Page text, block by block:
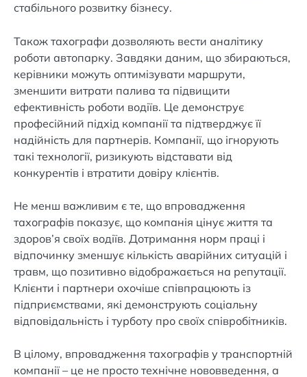
стабільного розвитку бізнесу.
Також тахографи дозволяють вести аналітику
роботи автопарку. Завдяки даним, що збираються,
керівники можуть оптимізувати маршрути,
зменшити витрати палива та підвищити
ефективність роботи водіїв. Це демонструє
професійний підхід компанії та підтверджує її
надійність для партнерів. Компанії, що ігнорують
такі технології, ризикують відставати від
конкурентів і втратити довіру клієнтів.
Не менш важливим є те, що впровадження
тахографів показує, що компанія цінує життя та
здоров’я своїх водіїв. Дотримання норм праці і
відпочинку зменшує кількість аварійних ситуацій і
травм, що позитивно відображається на репутації.
Клієнти і партнери охочіше співпрацюють із
підприємствами, які демонструють соціальну
відповідальність і турботу про своїх співробітників.
В цілому, впровадження тахографів у транспортній
компанії – це не просто технічне нововведення, а